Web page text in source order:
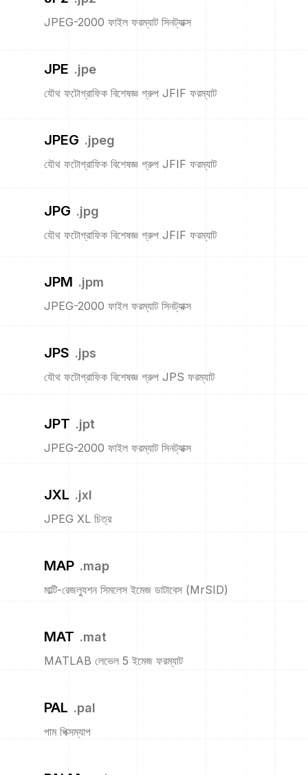
JPEG-2000 ফাইল ফরম্যাট সিনট্যাক্স
JPE .jpe
যৌথ ফটোগ্রাফিক বিশেষজ্ঞ গ্রুপ JFIF ফরম্যাট
JPEG .jpeg
যৌথ ফটোগ্রাফিক বিশেষজ্ঞ গ্রুপ JFIF ফরম্যাট
JPG .jpg
যৌথ ফটোগ্রাফিক বিশেষজ্ঞ গ্রুপ JFIF ফরম্যাট
JPM .jpm
JPEG-2000 ফাইল ফরম্যাট সিনট্যাক্স
JPS .jps
যৌথ ফটোগ্রাফিক বিশেষজ্ঞ গ্রুপ JPS ফরম্যাট
JPT .jpt
JPEG-2000 ফাইল ফরম্যাট সিনট্যাক্স
JXL .jxl
JPEG XL চিত্র
MAP .map
মাল্টি-রেজল্যুশন সিমলেস ইমেজ ডাটাবেস (MrSID)
MAT .mat
MATLAB লেভেল 5 ইমেজ ফরম্যাট
PAL .pal
পাম পিক্সম্যাপ